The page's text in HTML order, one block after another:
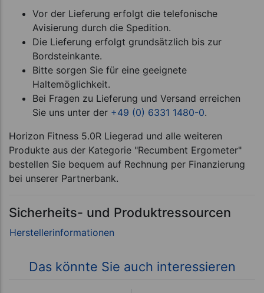
Vor der Lieferung erfolgt die telefonische
Avisierung durch die Spedition.
Die Lieferung erfolgt grundsätzlich bis zur
Bordsteinkante.
Bitte sorgen Sie für eine geeignete
Haltemöglichkeit.
Bei Fragen zu Lieferung und Versand erreichen
Sie uns unter der +49 (0) 6331 1480-0.
Horizon Fitness 5.0R Liegerad und alle weiteren
Produkte aus der Kategorie "Recumbent Ergometer"
bestellen Sie bequem auf Rechnung per Finanzierung
bei unserer Partnerbank.
Sicherheits- und Produktressourcen
Das könnte Sie auch interessieren